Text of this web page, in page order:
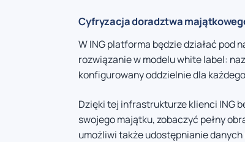
Cyfryzacja doradztwa
W ING platforma będzie działać pod
rozwiązanie w modelu white label:
konfigurowany oddzielnie dla
Dzięki tej infrastrukturze klienci ING
swojego majątku, zobaczyć pełny
umożliwi także udostępnianie